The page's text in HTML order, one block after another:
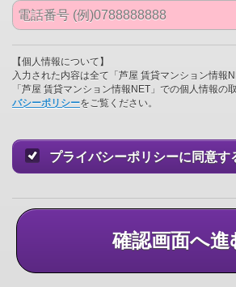
【個人情報について】
入力された内容は全て「芦屋 賃貸マンション情報
「芦屋 賃貸マンション情報NET」での個人情報の
バシーポリシーをご覧ください。
プライバシーポリシーに同意す
確認画面へ進